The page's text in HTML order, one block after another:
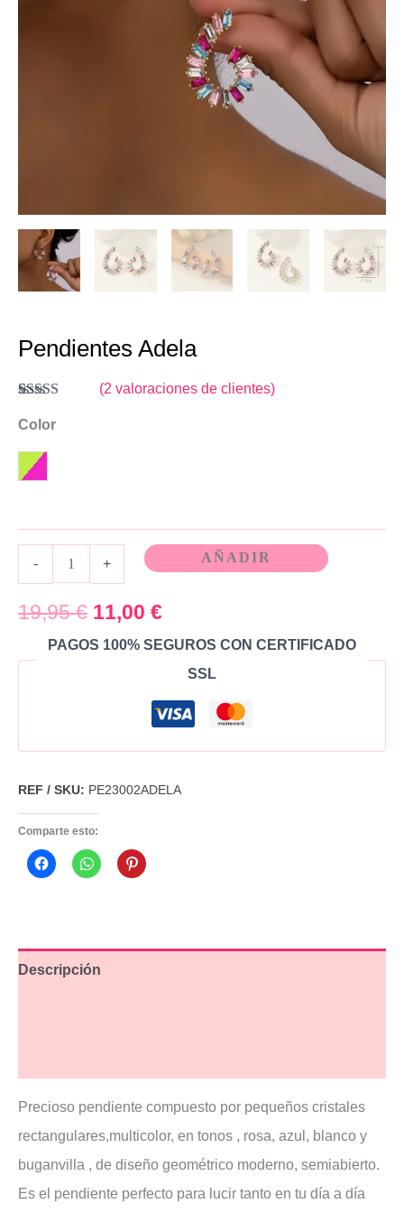
Pendientes Adela
con4.50
valoraciones
de clientes
(2 valoraciones de clientes)
Color
Multicolor
- + AÑADIR
19,95€ 11,00 €
PAGOS 100% SEGUROS CON CERTIFICADO
SSL
REF / SKU: PE23002ADELA
Comparte esto:
Descripción
Precioso pendiente compuesto por pequeños cristales
rectangulares,multicolor, en tonos , rosa, azul, blanco y
buganvilla , de diseño geométrico moderno, semiabierto.
Es el pendiente perfecto para lucir tanto en tu día a día